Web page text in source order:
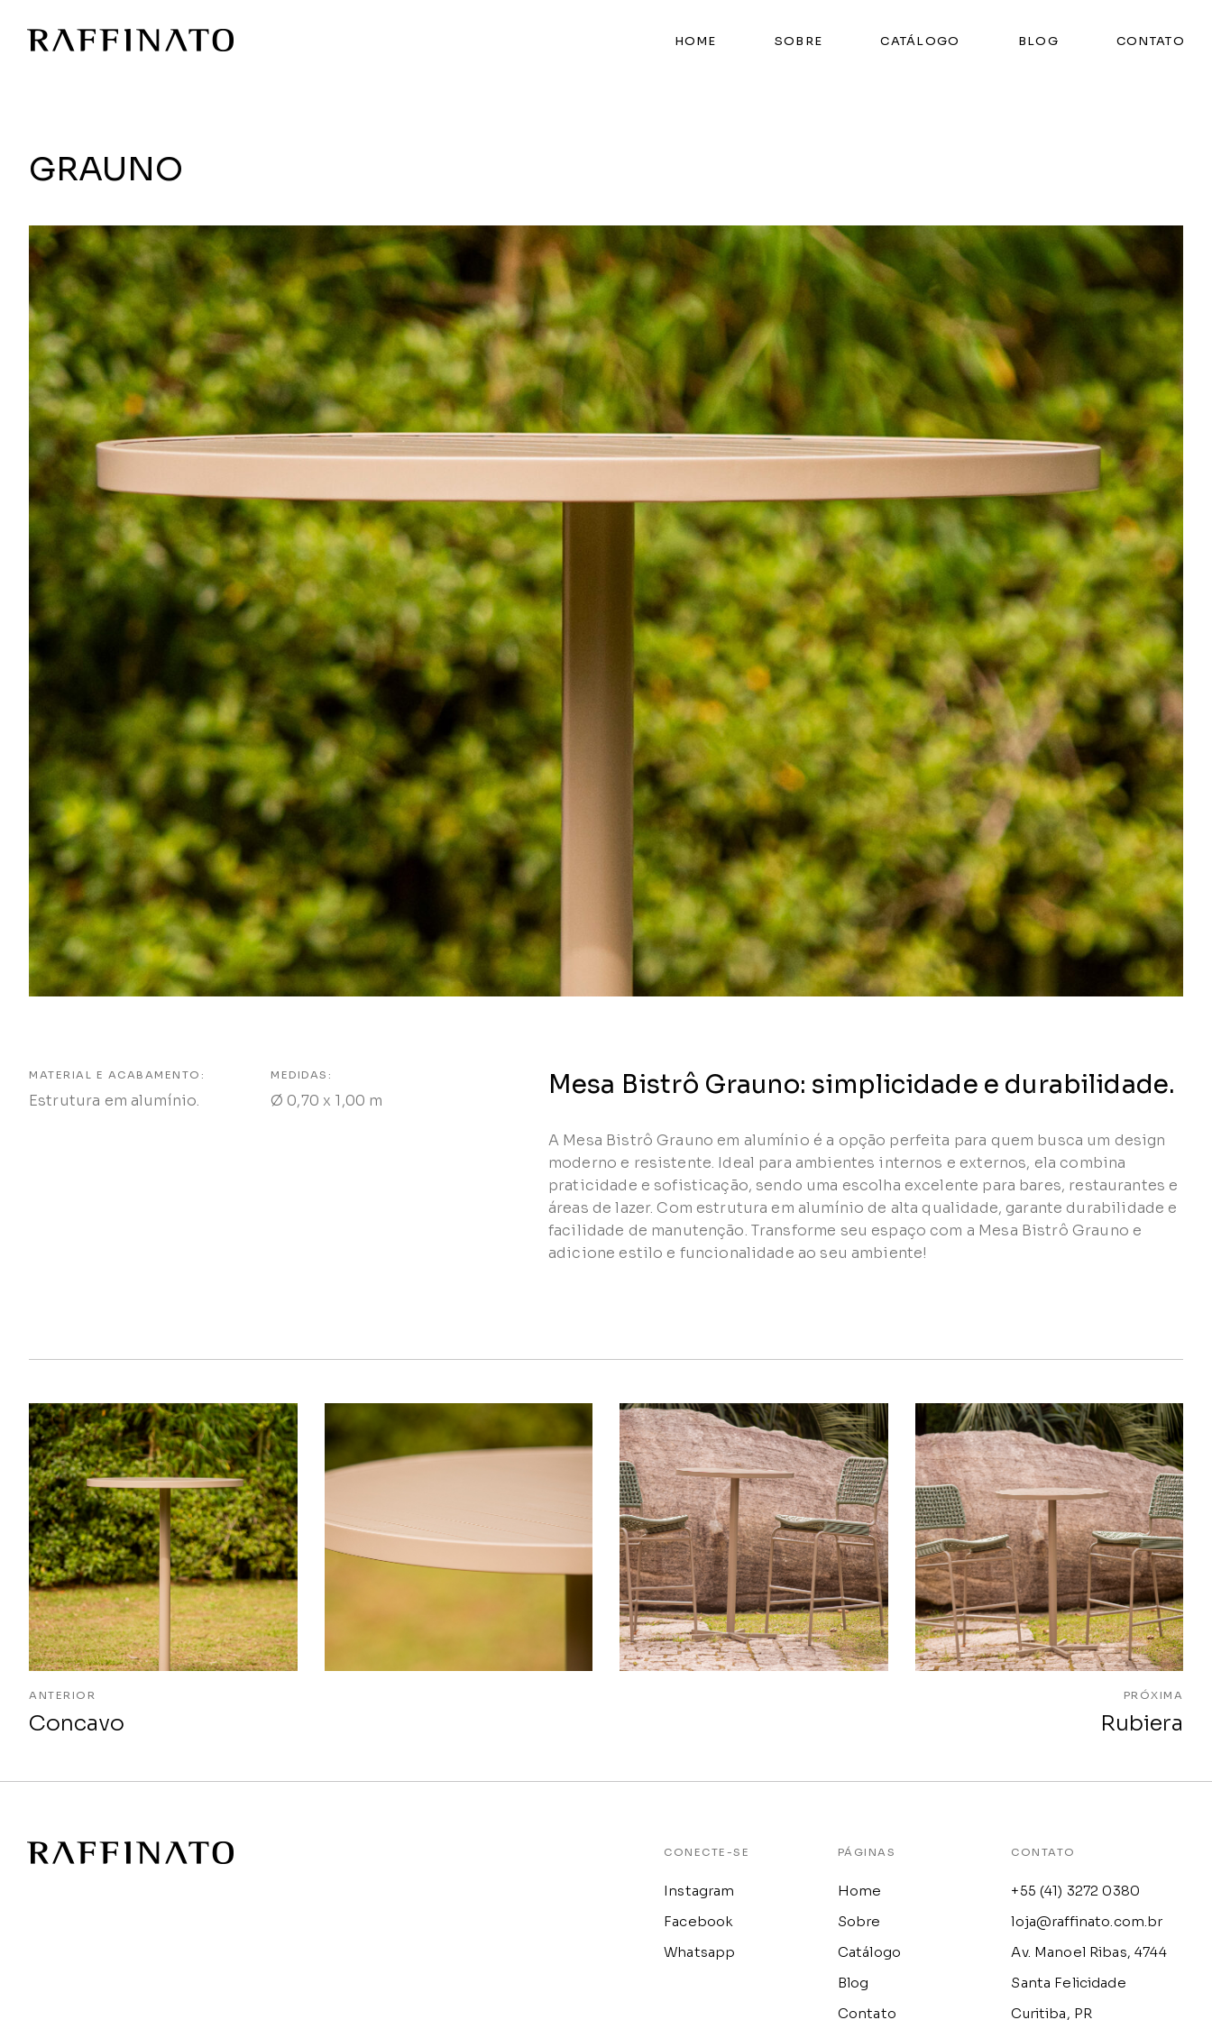
HOME SOBRE CATÁLOGO BLOG CONTATO
GRAUNO
MATERIAL E ACABAMENTO:
Estrutura em alumínio.
MEDIDAS:
Ø 0,70 x 1,00 m
Mesa Bistrô Grauno: simplicidade e durabilidade.
A Mesa Bistrô Grauno em alumínio é a opção perfeita para quem busca um design
moderno e resistente. Ideal para ambientes internos e externos, ela combina
praticidade e sofisticação, sendo uma escolha excelente para bares, restaurantes e
áreas de lazer. Com estrutura em alumínio de alta qualidade, garante durabilidade e
facilidade de manutenção. Transforme seu espaço com a Mesa Bistrô Grauno e
adicione estilo e funcionalidade ao seu ambiente!
ANTERIOR
Concavo
PRÓXIMA
Rubiera
CONECTE-SE
Instagram
Facebook
Whatsapp
PÁGINAS
Home
Sobre
Catálogo
Blog
Contato
CONTATO
+55 (41) 3272 0380
loja@raffinato.com.br
Av. Manoel Ribas, 4744
Santa Felicidade
Curitiba, PR